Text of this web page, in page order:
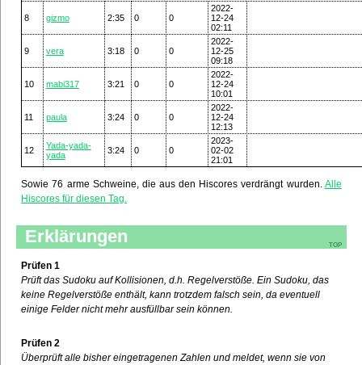
8 gizmo 2:35 0 0
2022-
12-24
02:11
9 vera 3:18 0 0
2022-
12-25
09:18
10 mabi317 3:21 0 0
2022-
12-24
10:01
11 paula 3:24 0 0
2022-
12-24
12:13
12
Yada-yada-
yada
3:24 0 0
2023-
02-02
21:01
Sowie 76 arme Schweine, die aus den Hiscores verdrängt wurden. Alle
Hiscores für diesen Tag.
top
Erklärungen
Prüfen 1
Prüft das Sudoku auf Kollisionen, d.h. Regelverstöße. Ein Sudoku, das
keine Regelverstöße enthält, kann trotzdem falsch sein, da eventuell
einige Felder nicht mehr ausfüllbar sein können.
Prüfen 2
Überprüft alle bisher eingetragenen Zahlen und meldet, wenn sie von